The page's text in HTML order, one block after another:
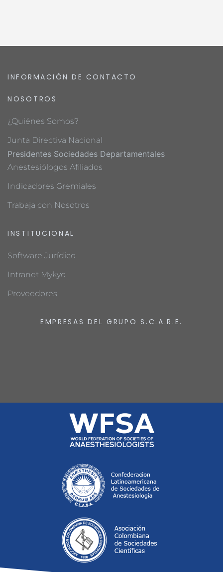
INFORMACIÓN DE CONTACTO
NOSOTROS
¿Quiénes Somos?
Junta Directiva Nacional
Presidentes Sociedades Departamentales
Anestesiólogos Afiliados
Indicadores Gremiales
Trabaja con Nosotros
INSTITUCIONAL
Software Jurídico
Intranet Mykyo
Proveedores
EMPRESAS DEL GRUPO S.C.A.R.E.